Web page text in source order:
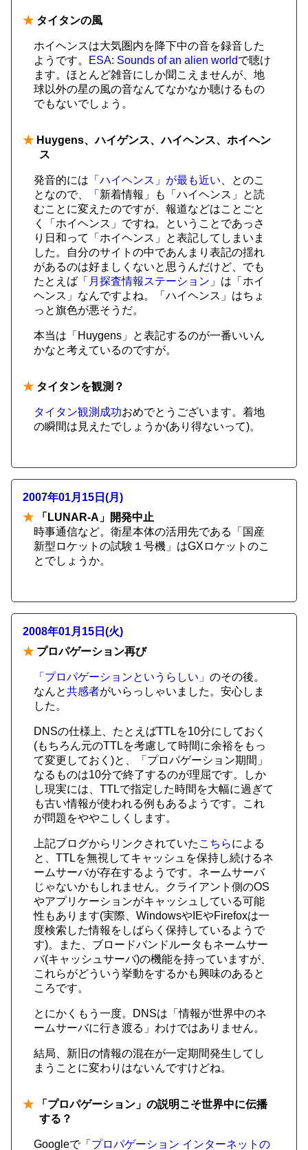
★ タイタンの風
ホイヘンスは大気圏内を降下中の音を録音した
ようです。
ESA: Sounds of an alien worldで聴け
ます。ほとんど雑音にしか聞こえませんが、地
球以外の星の風の音なんてなかなか聴けるもの
でもないでしょう。
★ Huygens、ハイゲンス、ハイヘンス、ホイヘン
ス
発音的には 「ハイヘンス」が最も近い 、とのこ
となので、「新着情報」も「ハイヘンス」と読
むことに変えたのですが、報道などはことごと
く「ホイヘンス」ですね。ということであっさ
り日和って「ホイヘンス」と表記してしまいま
した。自分のサイトの中であんまり表記の揺れ
があるのは好ましくないと思うんだけど、でも
たとえば「 月探査情報ステーション 」は「ホイ
ヘンス」なんですよね。「ハイヘンス」はちょ
っと旗色が悪そうだ。
本当は「Huygens」と表記するのが一番いいん
かなと考えているのですが。
★ タイタンを観測？
タイタン観測成功おめでとうございます。着地
の瞬間は見えたでしょうか(あり得ないって)。
2007年01月15日(月)
★ 「LUNAR-A」開発中止
時事通信など。衛星本体の活用先である「国産
新型ロケットの試験１号機」はGXロケットのこ
とでしょうか。
2008年01月15日(火)
★ プロパゲーション再び
「プロパゲーションというらしい」 のその後。
なんと共感者がいらっしゃいました。安心しま
した。
DNSの仕様上、たとえばTTLを10分にしておく
(もちろん元のTTLを考慮して時間に余裕をもっ
て変更しておく)と、「プロパゲーション期間」
なるものは10分で終了するのが理屈です。しか
し現実には、TTLで指定した時間を大幅に過ぎて
も古い情報が使われる例もあるようです。これ
が問題をややこしくします。
上記ブログからリンクされていた こちらによる
と、TTLを無視してキャッシュを保持し続けるネ
ームサーバが存在するようです。ネームサーバ
じゃないかもしれません。クライアント側のOS
やアプリケーションがキャッシュしている可能
性もあります(実際、WindowsやIEやFirefoxは一
度検索した情報をしばらく保持しているようで
す)。また、ブロードバンドルータもネームサー
バ(キャッシュサーバ)の機能を持っていますが、
これらがどういう挙動をするかも興味のあると
ころです。
とにかくもう一度。DNSは「情報が世界中のネ
ームサーバに行き渡る」わけではありません。
結局、新旧の情報の混在が一定期間発生してし
まうことに変わりはないんですけどね。
★ 「プロパゲーション」の説明こそ世界中に伝播
する？
Googleで「 プロパゲーション インターネットの